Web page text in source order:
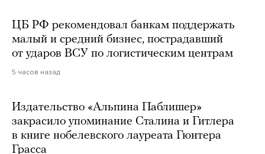
ЦБ РФ рекомендовал банкам поддержать
малый и средний бизнес, пострадавший
от ударов ВСУ по логистическим центрам
5 часов назад
Издательство «Альпина Паблишер»
закрасило упоминание Сталина и Гитлера
в книге нобелевского лауреата Гюнтера
Грасса